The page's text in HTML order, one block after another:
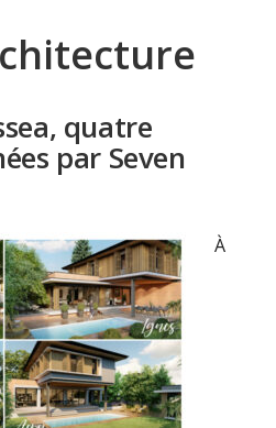
quatre
par Seven
À